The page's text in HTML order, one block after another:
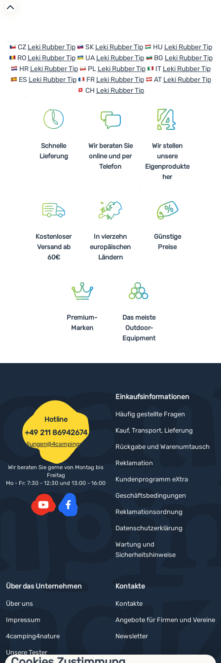
CZ Leki Rubber Tip SK Leki Rubber Tip HU Leki Rubber Tip
RO Leki Rubber Tip UA Leki Rubber Tip BG Leki Rubber Tip
HR Leki Rubber Tip PL Leki Rubber Tip IT Leki Rubber Tip
ES Leki Rubber Tip FR Leki Rubber Tip AT Leki Rubber Tip
CH Leki Rubber Tip
Schnelle
Lieferung
Wir beraten Sie
online und per
Telefon
Wir stellen
unsere
Eigenprodukte
her
Kostenloser
Versand ab
60€
In vierzehn
europäischen
Ländern
Günstige
Preise
Premium-
Marken
Das meiste
Outdoor-
Equipment
Einkaufsinformationen
Häufig gestellte Fragen
Kauf, Transport, Lieferung
Rückgabe und Warenumtausch
Reklamation
Kundenprogramm eXtra
Geschäftsbedingungen
Reklamationsordnung
Datenschutzerklärung
Wartung und
Sicherheitshinweise
Über das Unternehmen
Über uns
Impressum
4camping4nature
Unsere Tester
Kontakte
Kontakte
Angebote für Firmen und Vereine
Newsletter
Hotline
+49 211 86942674
bestellungen@4campingshop.de
Wir beraten Sie gerne von Montag bis
Freitag
Mo - Fr: 7:30 - 12:30 und 13:00 - 16:00